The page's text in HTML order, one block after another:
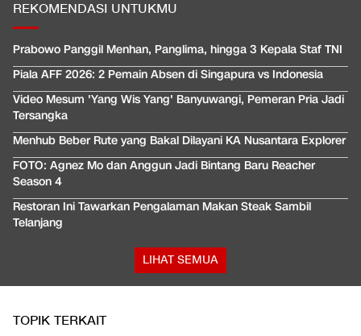
REKOMENDASI UNTUKMU
Prabowo Panggil Menhan, Panglima, hingga 3 Kepala Staf TNI
Piala AFF 2026: 2 Pemain Absen di Singapura vs Indonesia
Video Mesum 'Yang Wis Yang' Banyuwangi, Pemeran Pria Jadi
Tersangka
Menhub Beber Rute yang Bakal Dilayani KA Nusantara Explorer
FOTO: Agnez Mo dan Anggun Jadi Bintang Baru Reacher
Season 4
Restoran Ini Tawarkan Pengalaman Makan Steak Sambil
Telanjang
LIHAT SEMUA
TOPIK TERKAIT